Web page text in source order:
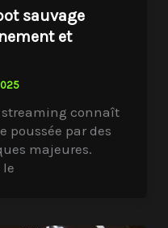
sauvage
et
streaming connaît
poussée par des
majeures.
le